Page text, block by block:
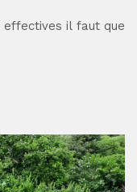
il faut que